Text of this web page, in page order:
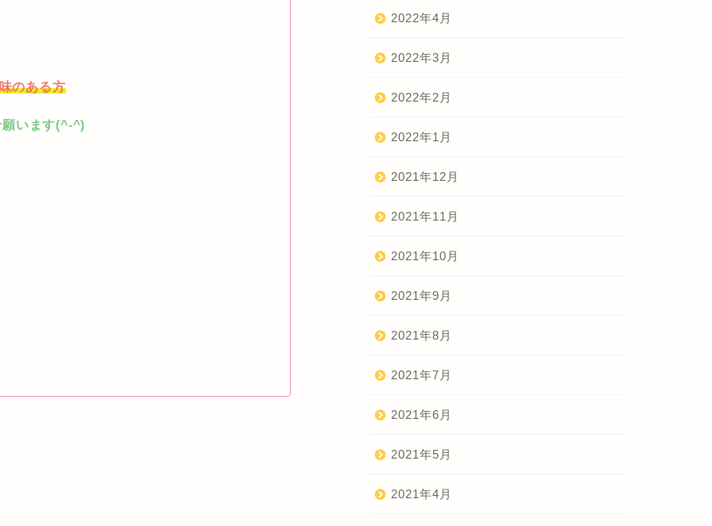
のある方
います(^-^)
2022年4月
2022年3月
2022年2月
2022年1月
2021年12月
2021年11月
2021年10月
2021年9月
2021年8月
2021年7月
2021年6月
2021年5月
2021年4月